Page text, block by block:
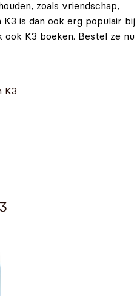
zoals vriendschap,
is dan ook erg populair bij
K3 boeken. Bestel ze nu
K3